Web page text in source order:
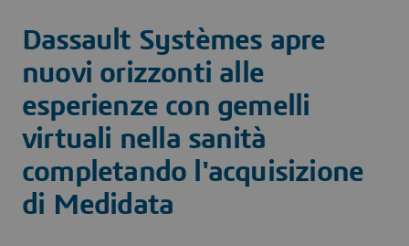
Dassault Systèmes apre
nuovi orizzonti alle
esperienze con gemelli
virtuali nella sanità
completando l'acquisizione
di Medidata